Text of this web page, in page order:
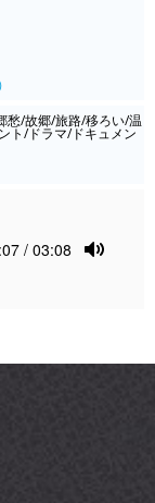
愁/故郷/旅路/移ろい/温
ト/ドラマ/ドキュメン
/ 03:08